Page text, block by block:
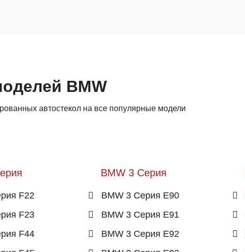
BMW
автостекол на все популярные модели
F22
F23
F44
BMW 3 Серия
BMW 3 Серия E90
BMW 3 Серия E91
BMW 3 Серия E92